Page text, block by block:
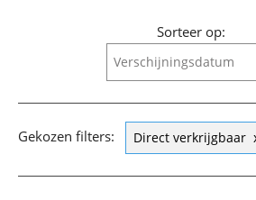
Sorteer op:
Verschijningsdatum
Verschijningsdatum
Alfabetisch (A-Z)
Gekozen filters: Direct verkrijgbaar